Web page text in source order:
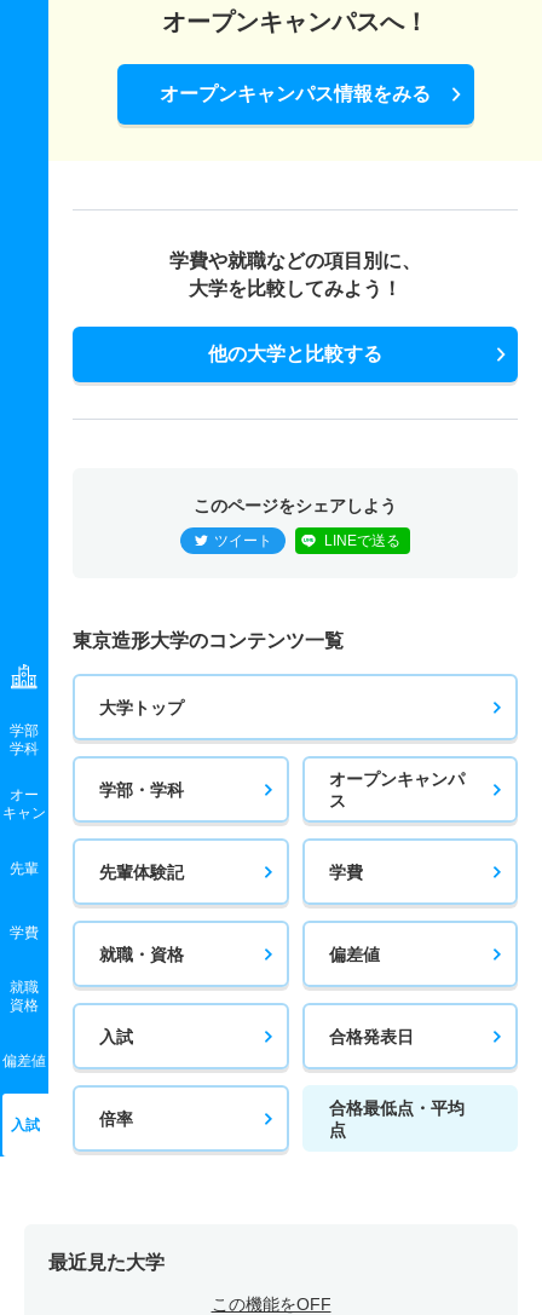
学部
学科
オー
キャン
先輩
学費
就職
資格
偏差値
入試
オープンキャンパスへ！
オープンキャンパス情報をみる
学費や就職などの項目別に、
大学を比較してみよう！
他の大学と比較する
このページをシェアしよう
ツイート LINEで送る
東京造形大学のコンテンツ一覧
大学トップ
学部・学科
オープンキャンパ
ス
先輩体験記 学費
就職・資格 偏差値
入試 合格発表日
倍率
合格最低点・平均
点
最近見た大学
この機能をOFF